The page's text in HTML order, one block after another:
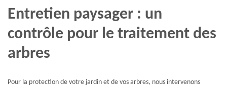
Entretien paysager : un
contrôle pour le traitement des
arbres
Pour la protection de votre jardin et de vos arbres, nous intervenons